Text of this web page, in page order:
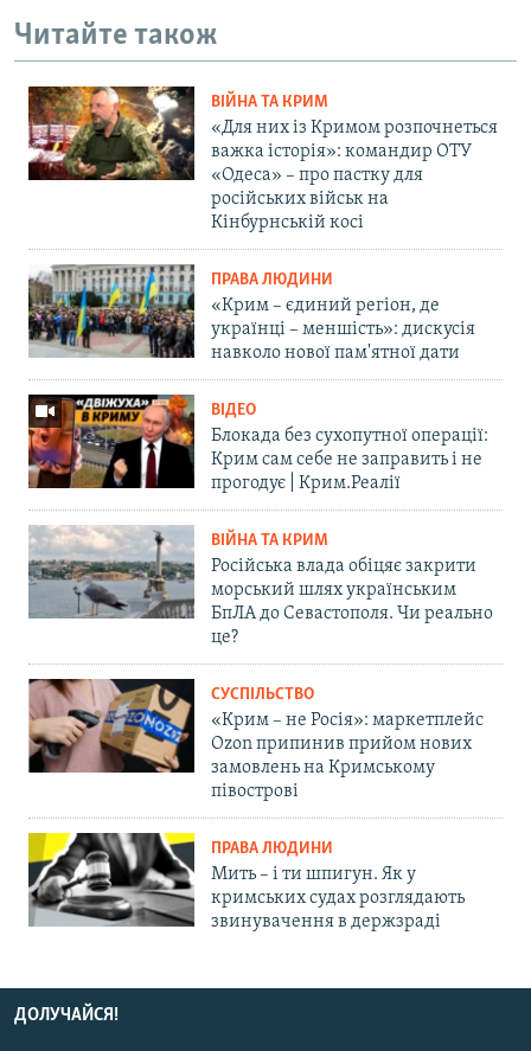
Читайте також
ВІЙНА ТА КРИМ
«Для них із Кримом розпочнеться
важка історія»: командир ОТУ
«Одеса» – про пастку для
російських військ на
Кінбурнській косі
ПРАВА ЛЮДИНИ
«Крим – єдиний регіон, де
українці – меншість»: дискусія
навколо нової пам'ятної дати
ВІДЕО
Блокада без сухопутної операції:
Крим сам себе не заправить і не
прогодує | Крим.Реалії
ВІЙНА ТА КРИМ
Російська влада обіцяє закрити
морський шлях українським
БпЛА до Севастополя. Чи реально
це?
СУСПІЛЬСТВО
«Крим – не Росія»: маркетплейс
Ozon припинив прийом нових
замовлень на Кримському
півострові
ПРАВА ЛЮДИНИ
Мить – і ти шпигун. Як у
кримських судах розглядають
звинувачення в держзраді
ДОЛУЧАЙСЯ!